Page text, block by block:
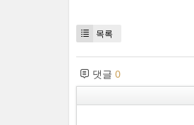
목록
댓글 0